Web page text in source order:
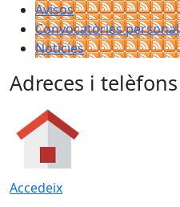
Avisos
Convocatòries personal
Notícies
Adreces i telèfons
Accedeix